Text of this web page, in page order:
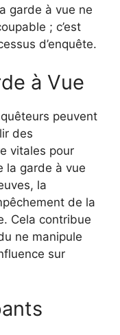
garde à vue ne
; c’est
d’enquête.
à Vue
peuvent
des
vitales pour
la garde à vue
la
de la
Cela contribue
ne manipule
sur